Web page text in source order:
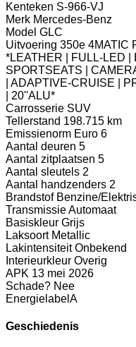
Kenteken S-966-VJ
Merk Mercedes-Benz
Model GLC
Uitvoering 350e 4MATIC
*LEATHER | FULL-LED |
SPORTSEATS |
| ADAPTIVE-CRUISE |
| 20''ALU*
Carrosserie SUV
Tellerstand 198.715 km
Emissienorm Euro 6
Aantal deuren 5
Aantal zitplaatsen 5
Aantal sleutels 2
Aantal handzenders 2
Brandstof Benzine/
TransmissieAutomaat
Basiskleur Grijs
Laksoort Metallic
Lakintensiteit Onbekend
Interieurkleur Overig
APK 13 mei 2026
Schade? Nee
Energielabel A
Geschiedenis